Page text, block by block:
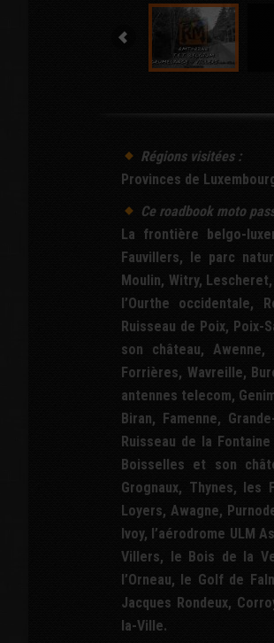
Régions visitées :
Provinces de
Ce roadbookmoto
La frontière belgo-
Fauvillers, le parc
Moulin, Witry,
l’Ourthe occidentale,
Ruisseau de Poix, Poix-
son château,
Forrières, Wavreille,
antennes telecom,
Biran, Famenne,
Ruisseau de la
Boisselles et son
Grognaux, Thynes, les
Loyers, Awagne,
Ivoy, l’aérodrome ULM
Villers, le Bois de la
l’Orneau, le Golf de
Jacques Rondeux,
la-Ville.